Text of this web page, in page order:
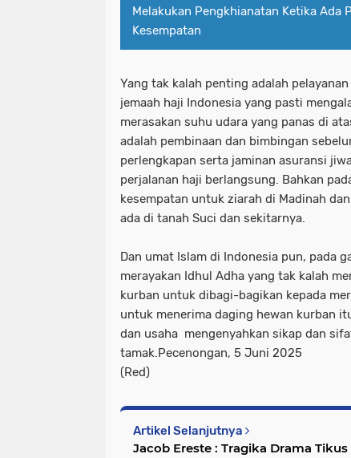
Melakukan Pengkhianatan Ketika Ada
Kesempatan
Yang tak kalah penting adalah
jemaah haji Indonesia yang pasti
merasakan suhu udara yang panas di
adalah pembinaan dan bimbingan
perlengkapan serta jaminan asuransi
perjalanan haji berlangsung. Bahkan
kesempatan untuk ziarah di Madinah
ada di tanah Suci dan sekitarnya.
Dan umat Islam di Indonesia pun, pada
merayakan Idhul Adha yang tak kalah
kurban untuk dibagi-bagikan kepada
untuk menerima daging hewan kurban
dan usaha mengenyahkan sikap dan
tamak.Pecenongan, 5 Juni 2025
(Red)
Artikel Selanjutnya
Jacob Ereste : Tragika